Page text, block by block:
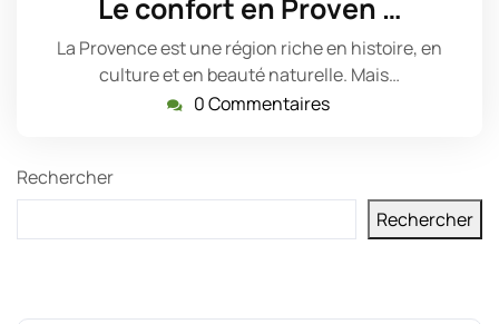
2023
Le confort en Proven …
La Provence est une région riche en histoire, en
culture et en beauté naturelle. Mais…
0 Commentaires
Rechercher
Rechercher